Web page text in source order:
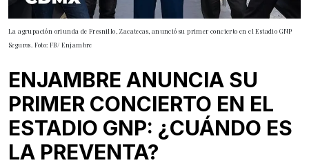
La agrupación oriunda de Fresnillo, Zacatecas, anunció su primer concierto en el Estadio GNP
Seguros. Foto: FB/ Enjambre
ENJAMBRE ANUNCIA SU
PRIMER CONCIERTO EN EL
ESTADIO GNP: ¿CUÁNDO ES
LA PREVENTA?